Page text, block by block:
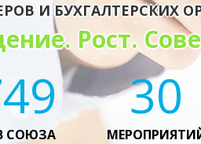
И БУХГАЛТЕРСКИХ
Рост.
СОЮЗА
30